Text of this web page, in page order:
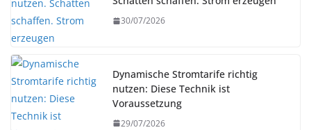
30/07/2026
Dynamische Stromtarife richtig
nutzen: Diese Technik ist
Voraussetzung
29/07/2026